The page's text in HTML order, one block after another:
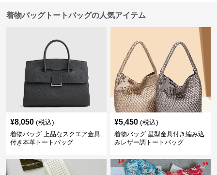
着物バッグトートバッグの人気アイテム
¥8,050 (税込)
着物バッグ 上品なスクエア金具
付き本革トートバッグ
¥5,450 (税込)
着物バッグ 星型金具付き編み込
みレザー調トートバッグ